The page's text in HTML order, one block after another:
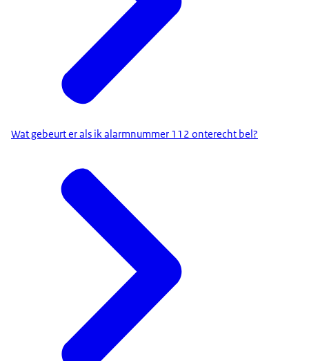
Wat gebeurt er als ik alarmnummer 112 onterecht bel?